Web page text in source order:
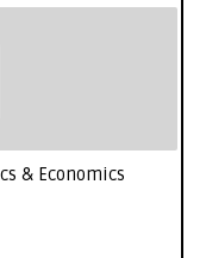
& Economics